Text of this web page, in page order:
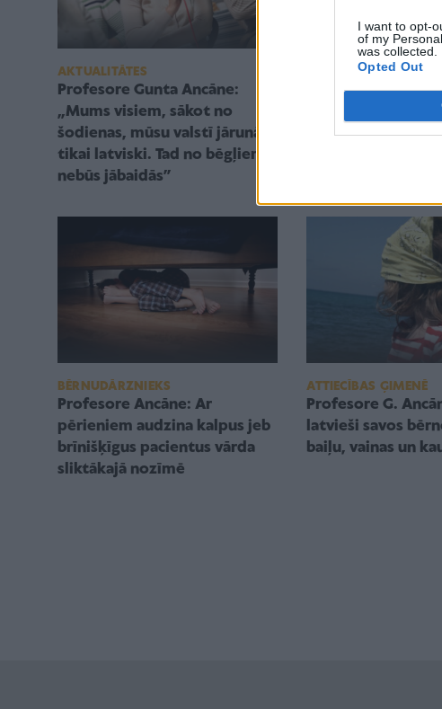
I want to opt-
of my
was collected.
Opted Out
AKTUALITĀTES
Profesore Gunta Ancāne:
„Mums visiem, sākot no
šodienas, mūsu valstī jārunā
tikai latviski. Tad no bēgļiem
nebūs jābaidās”
AKTUALITĀTES
Emocionālās
Bezmaksas
vecākiem un
BĒRNUDĀRZNIEKS
Profesore Ancāne: Ar
pērieniem audzina kalpus jeb
brīnišķīgus pacientus vārda
sliktākajā nozīmē
ATTIECĪBAS ĢIMENĒ
Profesore G.
latvieši savos
baiļu, vainas un